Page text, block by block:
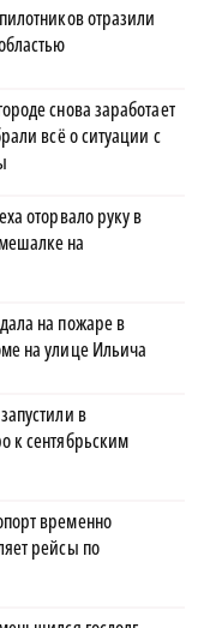
отразили
снова заработает
всё о ситуации с
оторвало руку в
на
на пожаре в
на улице Ильича
в
к сентябрьским
временно
рейсы по